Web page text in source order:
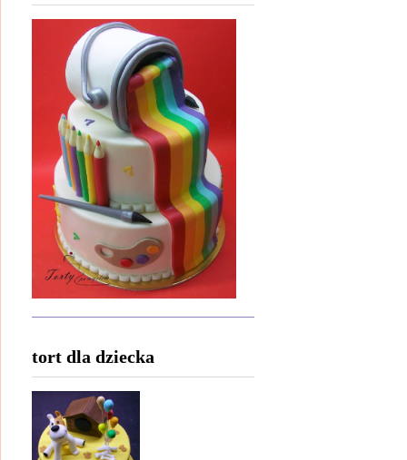
tort dla dziecka